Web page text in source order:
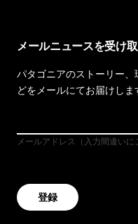
メールニュースを受け
パタゴニアのストーリー
どをメールにてお届けしま
メールアドレス（入力間違いに
登録